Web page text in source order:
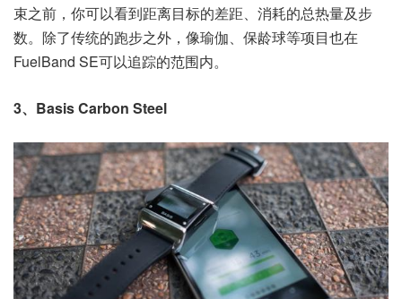
束之前，你可以看到距离目标的差距、消耗的总热量及步
数。除了传统的跑步之外，像瑜伽、保龄球等项目也在
FuelBand SE可以追踪的范围内。
3、Basis Carbon Steel